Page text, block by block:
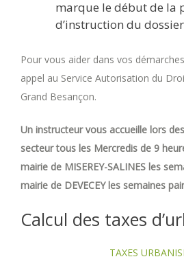
marque le début de la
d’instruction du
Pour vous aider dans vos
appel au Service Autorisation du
Grand Besançon.
Un instructeur vous accueille lors
secteur tous les Mercredis de 9
mairie de MISEREY-SALINES les
mairie de DEVECEY les semaines
Calcul des taxes
TAXES